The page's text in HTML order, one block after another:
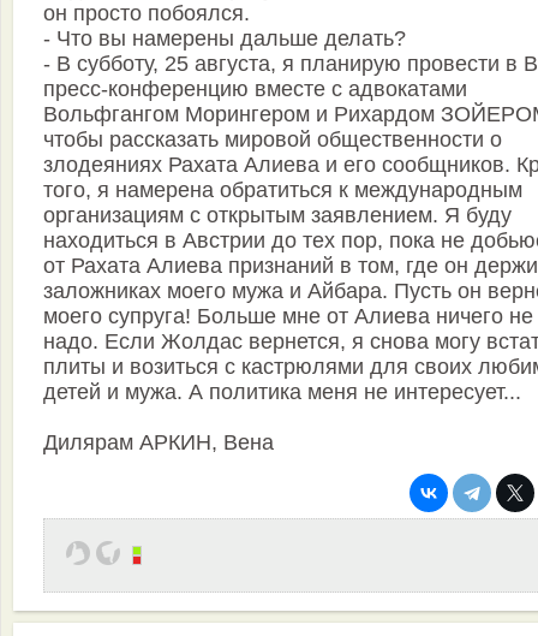
он просто побоялся.
- Что вы намерены дальше делать?
- В субботу, 25 августа, я планирую провести в
пресс-конференцию вместе с адвокатами
Вольфгангом Морингером и Рихардом
чтобы рассказать мировой общественности о
злодеяниях Рахата Алиева и его сообщников.
того, я намерена обратиться к международным
организациям с открытым заявлением. Я буду
находиться в Австрии до тех пор, пока не
от Рахата Алиева признаний в том, где он
заложниках моего мужа и Айбара. Пусть он
моего супруга! Больше мне от Алиева ничего не
надо. Если Жолдас вернется, я снова могу
плиты и возиться с кастрюлями для своих
детей и мужа. А политика меня не интересует...
Дилярам АРКИН, Вена